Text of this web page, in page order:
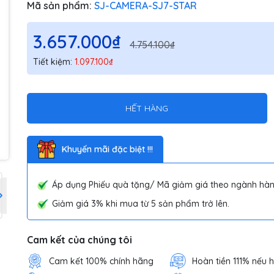
Mã sản phẩm: SJ-CAMERA-SJ7-STAR
3.657.000₫ 4.754.100₫
Tiết kiệm: 1.097.100₫
HẾT HÀNG
Khuyến mãi đặc biệt !!!
Áp dụng Phiếu quà tặng/ Mã giảm giá theo ngành
Giảm giá 3% khi mua từ 5 sản phẩm trở lên.
Cam kết của chúng tôi
Cam kết 100% chính hãng Hoàn tiền 111% nếu